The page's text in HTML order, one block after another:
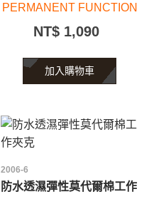
PERMANENT FUNCTION
NT$ 1,090
加入購物車
2006-6
防水透濕彈性莫代爾棉工作